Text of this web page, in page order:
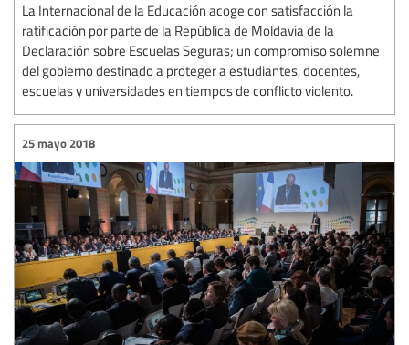
La Internacional de la Educación acoge con satisfacción la
ratificación por parte de la República de Moldavia de la
Declaración sobre Escuelas Seguras; un compromiso solemne
del gobierno destinado a proteger a estudiantes, docentes,
escuelas y universidades en tiempos de conflicto violento.
25 mayo 2018